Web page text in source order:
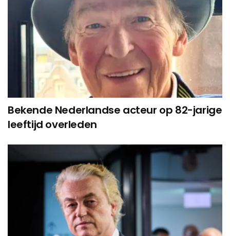
Bekende Nederlandse acteur op 82-jarige
leeftijd overleden